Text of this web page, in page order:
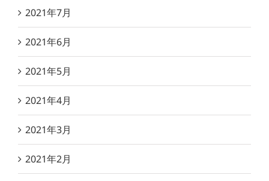
2021年7月
2021年6月
2021年5月
2021年4月
2021年3月
2021年2月